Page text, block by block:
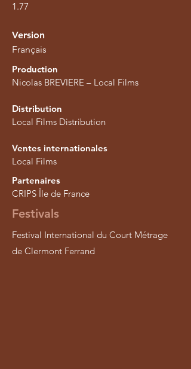
1.77
Version
Français
Production
Nicolas BREVIERE – Local Films
Distribution
Local Films Distribution
Ventes internationales
Local Films
Partenaires
CRIPS Île de France
Festivals
Festival International du Court Métrage
de Clermont Ferrand